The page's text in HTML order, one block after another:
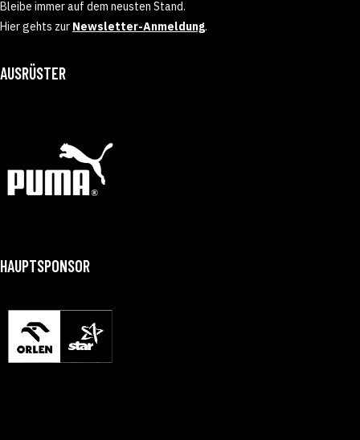
Bleibe immer auf dem neusten Stand.
Hier gehts zur Newsletter-Anmeldung.
AUSRÜSTER
HAUPTSPONSOR